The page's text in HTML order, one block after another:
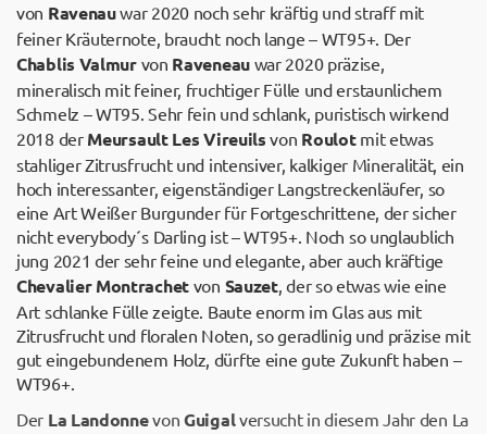
von Ravenauwar 2020 noch sehr kräftig und straff mit
feiner Kräuternote, braucht noch lange – WT95+. Der
Chablis Valmurvon Raveneauwar 2020 präzise,
mineralisch mit feiner, fruchtiger Fülle und erstaunlichem
Schmelz – WT95. Sehr fein und schlank, puristisch wirkend
2018 der Meursault Les Vireuils von Roulotmit etwas
stahliger Zitrusfrucht und intensiver, kalkiger Mineralität, ein
hoch interessanter, eigenständiger Langstreckenläufer, so
eine Art Weißer Burgunder für Fortgeschrittene, der sicher
nicht everybody´s Darling ist – WT95+. Noch so unglaublich
jung 2021 der sehr feine und elegante, aber auch kräftige
Chevalier Montrachet von Sauzet, der so etwas wie eine
Art schlanke Fülle zeigte. Baute enorm im Glas aus mit
Zitrusfrucht und floralen Noten, so geradlinig und präzise mit
gut eingebundenem Holz, dürfte eine gute Zukunft haben –
WT96+.
Der La LandonnevonGuigalversucht in diesem Jahr den La